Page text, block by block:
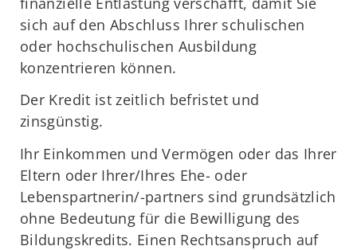
sich auf den Abschluss Ihrer schulischen
oder hochschulischen Ausbildung
konzentrieren können.
Der Kredit ist zeitlich befristet und
zinsgünstig.
Ihr Einkommen und Vermögen oder das Ihrer
Eltern oder Ihrer/Ihres Ehe- oder
Lebenspartnerin/-partners sind grundsätzlich
ohne Bedeutung für die Bewilligung des
Bildungskredits. Einen Rechtsanspruch auf